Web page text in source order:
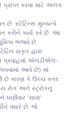
કરવા માટે અલગ
છે. સ્ટેટિન્સ મુખ્યત્વે
કરીને કાર્ય કરે છે. આ
ભજવે છે.
યકૃત દ્વારા
પ્રવાહમાં એલડીએલ-
આવે છે) માં
છે કારણ કે ઉચ્ચ સ્તર
રોગ અને સ્ટ્રોકનું
'સારા'
વધારે છે, જે